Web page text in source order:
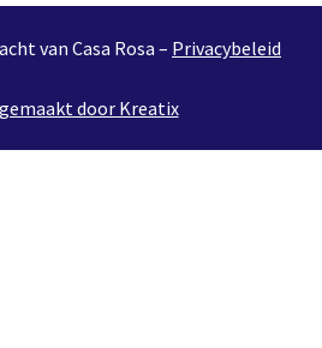
van Casa Rosa – Privacybeleid
door Kreatix